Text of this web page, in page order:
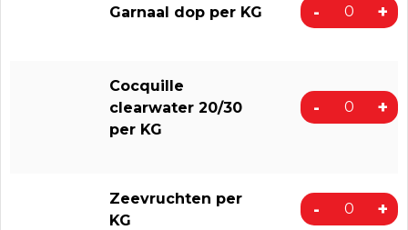
Garnaal dop per KG - +
Cocquille
clearwater 20/30
per KG
- +
Zeevruchten per
KG
- +